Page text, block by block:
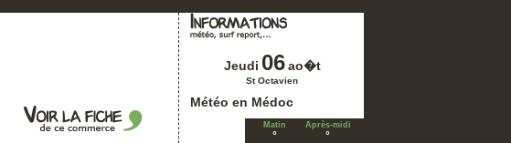
Jeudi 06 ao�t
St Octavien
Météo en Médoc
Matin Après-midi
° °